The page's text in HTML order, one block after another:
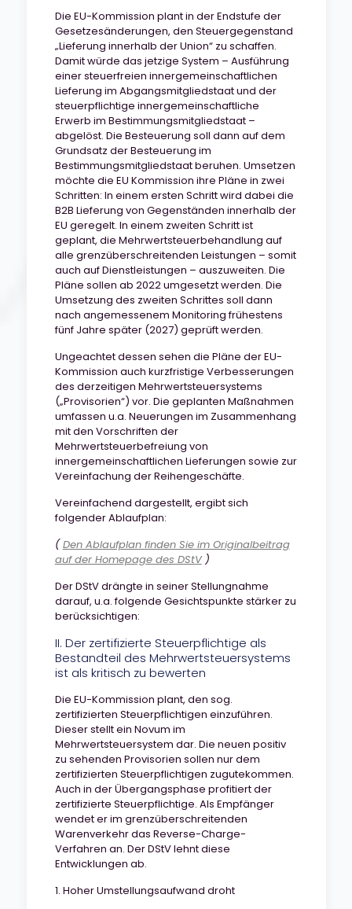
Die EU-Kommission plant in der Endstufe der
Gesetzesänderungen, den Steuergegenstand
„Lieferung innerhalb der Union“ zu schaffen.
Damit würde das jetzige System – Ausführung
einer steuerfreien innergemeinschaftlichen
Lieferung im Abgangsmitgliedstaat und der
steuerpflichtige innergemeinschaftliche
Erwerb im Bestimmungsmitgliedstaat –
abgelöst. Die Besteuerung soll dann auf dem
Grundsatz der Besteuerung im
Bestimmungsmitgliedstaat beruhen. Umsetzen
möchte die EU Kommission ihre Pläne in zwei
Schritten: In einem ersten Schritt wird dabei die
B2B Lieferung von Gegenständen innerhalb der
EU geregelt. In einem zweiten Schritt ist
geplant, die Mehrwertsteuerbehandlung auf
alle grenzüberschreitenden Leistungen – somit
auch auf Dienstleistungen – auszuweiten. Die
Pläne sollen ab 2022 umgesetzt werden. Die
Umsetzung des zweiten Schrittes soll dann
nach angemessenem Monitoring frühestens
fünf Jahre später (2027) geprüft werden.
Ungeachtet dessen sehen die Pläne der EU-
Kommission auch kurzfristige Verbesserungen
des derzeitigen Mehrwertsteuersystems
(„Provisorien“) vor. Die geplanten Maßnahmen
umfassen u.a. Neuerungen im Zusammenhang
mit den Vorschriften der
Mehrwertsteuerbefreiung von
innergemeinschaftlichen Lieferungen sowie zur
Vereinfachung der Reihengeschäfte.
Vereinfachend dargestellt, ergibt sich
folgender Ablaufplan:
(Den Ablaufplan finden Sie im Originalbeitrag
auf der Homepage des DStV)
Der DStV drängte in seiner Stellungnahme
darauf, u.a. folgende Gesichtspunkte stärker zu
berücksichtigen:
II. Der zertifizierte Steuerpflichtige als
Bestandteil des Mehrwertsteuersystems
ist als kritisch zu bewerten
Die EU-Kommission plant, den sog.
zertifizierten Steuerpflichtigen einzuführen.
Dieser stellt ein Novum im
Mehrwertsteuersystem dar. Die neuen positiv
zu sehenden Provisorien sollen nur dem
zertifizierten Steuerpflichtigen zugutekommen.
Auch in der Übergangsphase profitiert der
zertifizierte Steuerpflichtige. Als Empfänger
wendet er im grenzüberschreitenden
Warenverkehr das Reverse-Charge-
Verfahren an. Der DStV lehnt diese
Entwicklungen ab.
1. Hoher Umstellungsaufwand droht